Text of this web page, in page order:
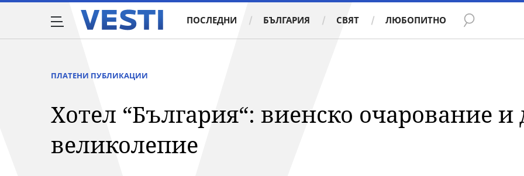
ПОСЛЕДНИ БЪЛГАРИЯ СВЯТ ЛЮБОПИТНО
ПЛАТЕНИ ПУБЛИКАЦИИ
Хотел “България“: виенско очарование и
великолепие